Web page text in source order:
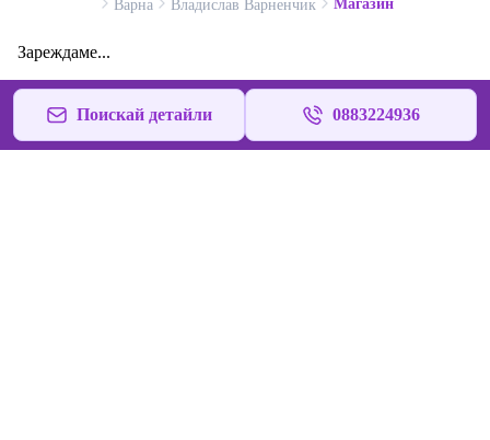
Варна Владислав Варненчик Магазин
Зареждаме...
Поискай детайли 0883224936